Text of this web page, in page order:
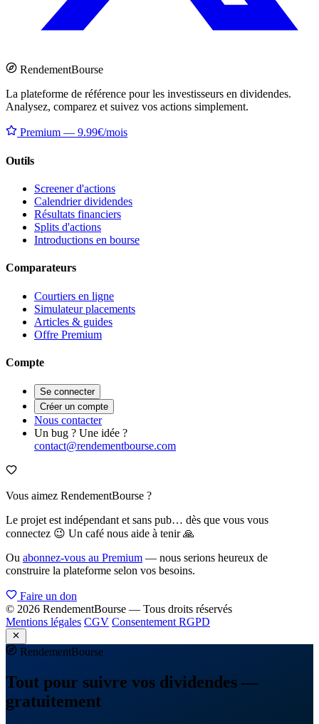
RendementBourse
La plateforme de référence pour les investisseurs en dividendes.
Analysez, comparez et suivez vos actions simplement.
Premium — 9.99€/mois
Outils
Screener d'actions
Calendrier dividendes
Résultats financiers
Splits d'actions
Introductions en bourse
Comparateurs
Courtiers en ligne
Simulateur placements
Articles & guides
Offre Premium
Compte
Se connecter
Créer un compte
Nous contacter
Un bug ? Une idée ?
contact@rendementbourse.com
Vous aimez RendementBourse ?
Le projet est indépendant et sans pub… dès que vous vous
connectez 😉 Un café nous aide à tenir 🙏
Ou abonnez-vous au Premium — nous serions heureux de
construire la plateforme selon vos besoins.
Faire un don
© 2026 RendementBourse — Tous droits réservés
Mentions légales CGV Consentement RGPD
RendementBourse
Tout pour suivre vos dividendes —
gratuitement